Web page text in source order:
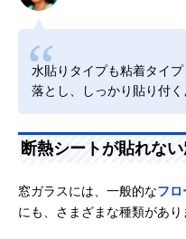
水貼りタイプも粘着タイ
落とし、しっかり貼り付く
断熱シートが貼れな
窓ガラスには、一般的なフロ
にも、さまざまな種類があり